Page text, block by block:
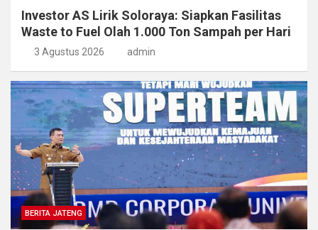
Investor AS Lirik Soloraya: Siapkan Fasilitas
Waste to Fuel Olah 1.000 Ton Sampah per Hari
3 Agustus 2026 admin
BERITA JATENG